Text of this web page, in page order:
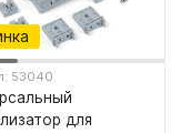
53040
для